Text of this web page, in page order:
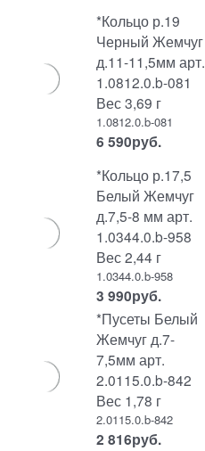
*Кольцо р.19
Черный Жемчуг
д.11-11,5мм арт.
1.0812.0.b-081
Вес 3,69 г
1.0812.0.b-081
6 590руб.
*Кольцо р.17,5
Белый Жемчуг
д.7,5-8 мм арт.
1.0344.0.b-958
Вес 2,44 г
1.0344.0.b-958
3 990руб.
*Пусеты Белый
Жемчуг д.7-
7,5мм арт.
2.0115.0.b-842
Вес 1,78 г
2.0115.0.b-842
2 816руб.